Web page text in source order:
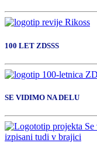
100 LET ZDSSS
SE VIDIMO NA DELU